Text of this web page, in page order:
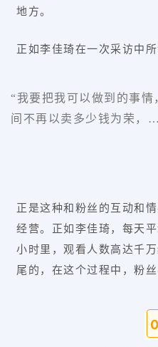
地方。
正如李佳琦在一次采访中所
“我要把我可以做到的事
间不再以卖多少钱为荣，
正是这种和粉丝的互动和
经营。正如李佳琦，每天
小时里，观看人数高达千
尾的，在这个过程中，粉
0